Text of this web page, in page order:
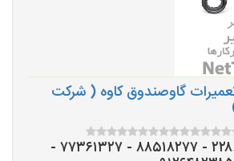
گاوصندوق کاوه ( شرکت
۲۲۸۶۲۴۵۱ - ۸۸۵۱۸۲۷۷ - ۷۷۳۶۱۳۲۷ -